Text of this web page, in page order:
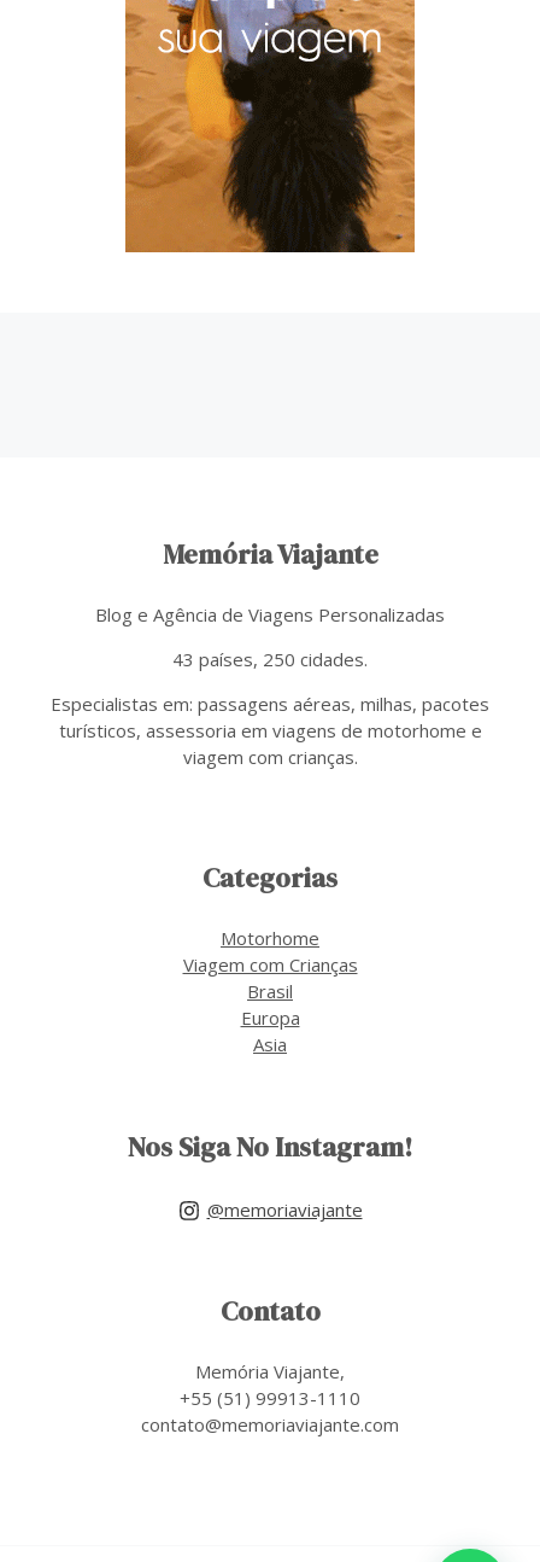
Memória Viajante
Blog e Agência de Viagens Personalizadas
43 países, 250 cidades.
Especialistas em: passagens aéreas, milhas, pacotes
turísticos, assessoria em viagens de motorhome e
viagem com crianças.
Categorias
Motorhome
Viagem com Crianças
Brasil
Europa
Asia
Nos Siga No Instagram!
@memoriaviajante
Contato
Memória Viajante,
+55 (51) 99913-1110
contato@memoriaviajante.com